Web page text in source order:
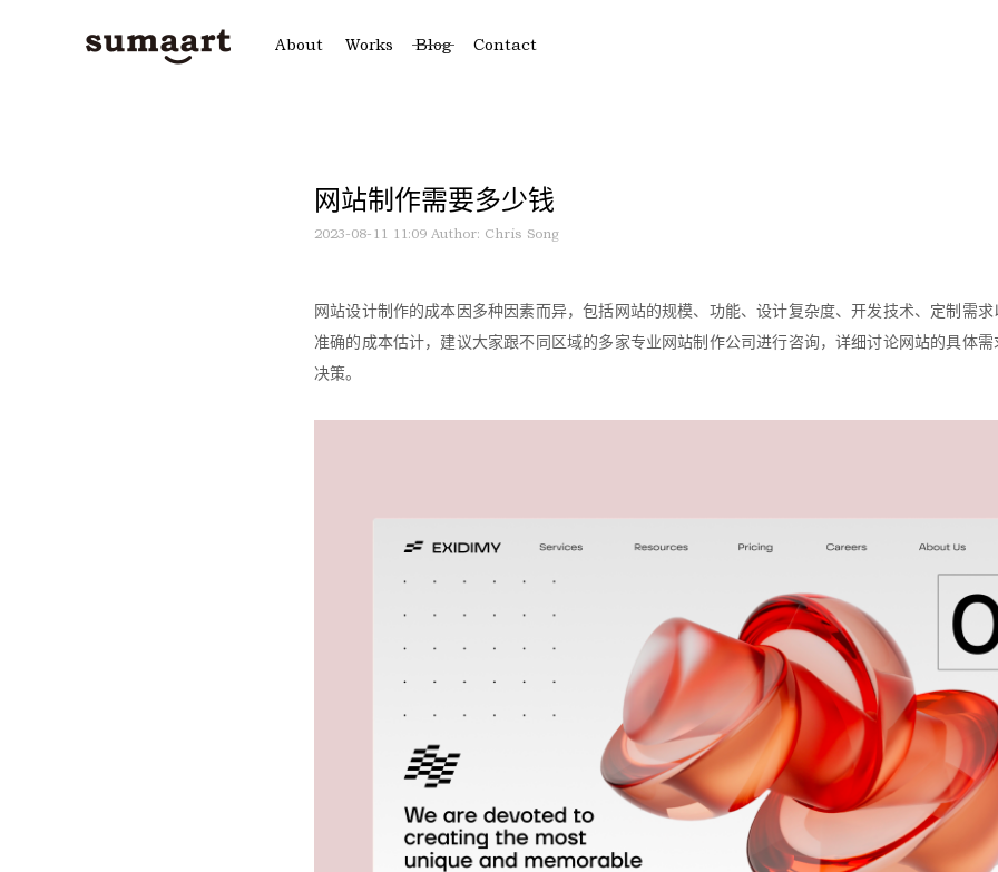
About Works Blog Contact
网站制作需要多少钱
2023-08-11 11:09 Author: Chris Song
网站设计制作的成本因多种因素而异，包括网站的规模、功能、设计复杂度、开发技术、定制需
准确的成本估计，建议大家跟不同区域的多家专业网站制作公司进行咨询，详细讨论网站的具体
决策。